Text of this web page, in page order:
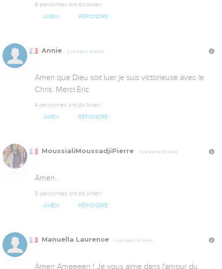
9 personnes ont dit Amen
AMEN RÉPONDRE
Annie Il y a 5 ans, 9 mois
Amen que Dieu soit luer je suis victorieuse avec le
Chris. Merci Eric
4 personnes ont dit Amen
AMEN RÉPONDRE
MoussialiMoussadjiPierre Il y a 5 ans, 10 mois
Amen.
5 personnes ont dit Amen
AMEN RÉPONDRE
Manuella Laurence Il y a 5 ans, 10 mois
Amen Ameeeen ! Je vous aime dans l'amour du